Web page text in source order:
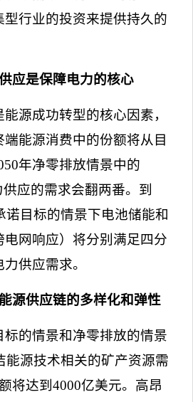
行业的投资来提供持久的
应是保障电力的核心
源成功转型的核心因素，
能源消费中的份额将从目
年净零排放情景中的
应的需求会翻两番。到
诺目标的情景下电池储能和
电网响应）将分别满足四分
供应需求。
源供应链的多样化和弹性
标的情景和净零排放的情景
能源技术相关的矿产资源需
将达到4000亿美元。高昂